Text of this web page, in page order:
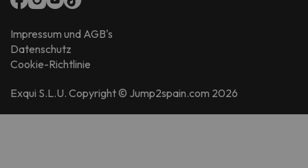
Impressum und AGB's
Datenschutz
Cookie-Richtlinie
Exqui S.L.U. Copyright © Jump2spain.com 2026